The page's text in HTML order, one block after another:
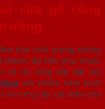
cửa gỗ công
bảo chất lượng không
thành, độ bền phụ thuộc
và thi công lắp đặt mà
với nhiều năm kinh
cung cấp các mẫu cửa